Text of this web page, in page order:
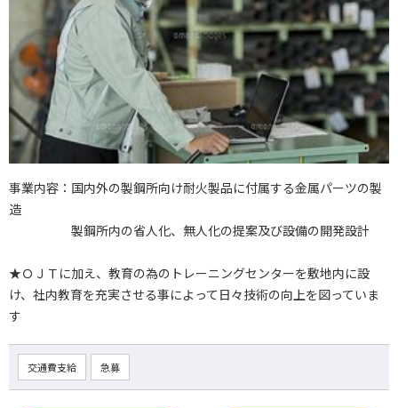
事業内容：国内外の製鋼所向け耐火製品に付属する金属パーツの製
造
製鋼所内の省人化、無人化の提案及び設備の開発設計
★ＯＪＴに加え、教育の為のトレーニングセンターを敷地内に設
け、社内教育を充実させる事によって日々技術の向上を図っていま
す
交通費支給 急募